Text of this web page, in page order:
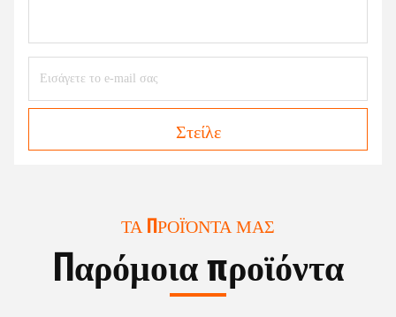
Στείλε
ΤΑ ΠΡΟΪΌΝΤΑ ΜΑΣ
Παρόμοια προϊόντα